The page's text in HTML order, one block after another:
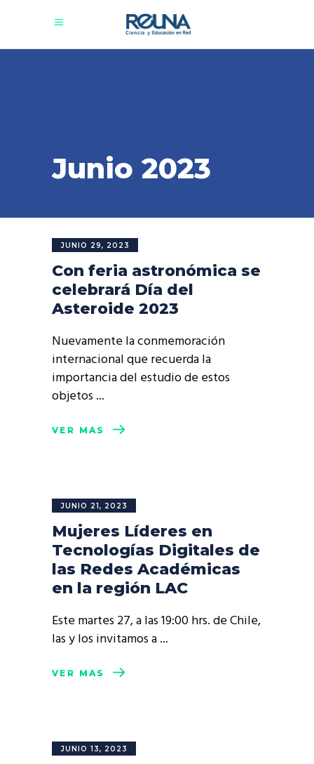
Junio 2023
JUNIO 29, 2023
Con feria astronómica se
celebrará Día del
Asteroide 2023
Nuevamente la conmemoración
internacional que recuerda la
importancia del estudio de estos
objetos
VER MÁS
JUNIO 21, 2023
Mujeres Líderes en
Tecnologías Digitales de
las Redes Académicas
en la región LAC
Este martes 27, a las 19:00 hrs. de Chile,
las y los invitamos a
VER MÁS
JUNIO 13, 2023